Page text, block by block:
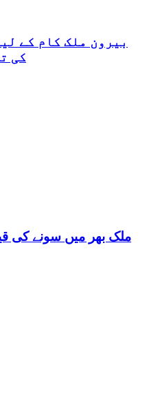
بیرون ملک کام کے
کی
ملک بھر میں سونے کی قیمت میں